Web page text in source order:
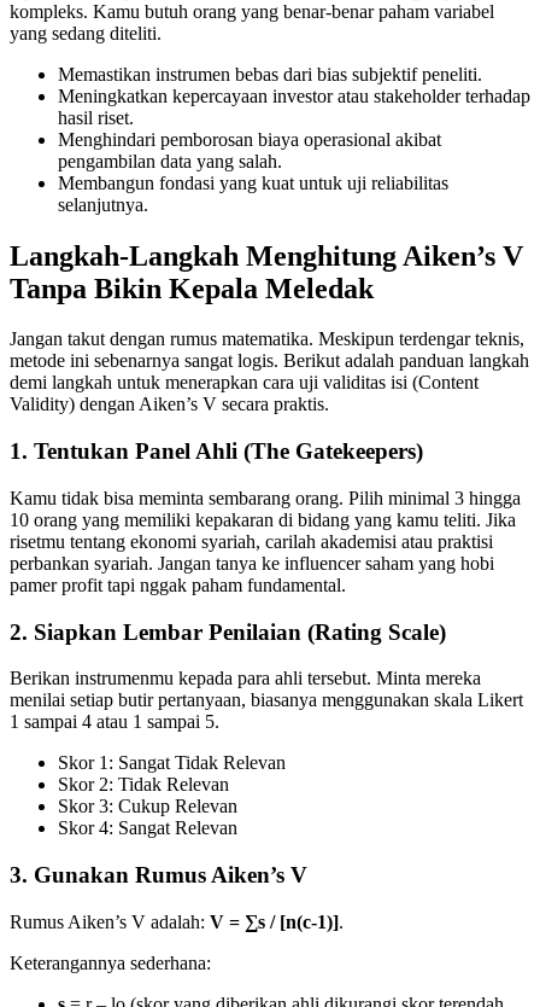
kompleks. Kamu butuh orang yang benar-benar paham variabel
yang sedang diteliti.
Memastikan instrumen bebas dari bias subjektif peneliti.
Meningkatkan kepercayaan investor atau stakeholder terhadap
hasil riset.
Menghindari pemborosan biaya operasional akibat
pengambilan data yang salah.
Membangun fondasi yang kuat untuk uji reliabilitas
selanjutnya.
Langkah-Langkah Menghitung Aiken’s V
Tanpa Bikin Kepala Meledak
Jangan takut dengan rumus matematika. Meskipun terdengar teknis,
metode ini sebenarnya sangat logis. Berikut adalah panduan langkah
demi langkah untuk menerapkan cara uji validitas isi (Content
Validity) dengan Aiken’s V secara praktis.
1. Tentukan Panel Ahli (The Gatekeepers)
Kamu tidak bisa meminta sembarang orang. Pilih minimal 3 hingga
10 orang yang memiliki kepakaran di bidang yang kamu teliti. Jika
risetmu tentang ekonomi syariah, carilah akademisi atau praktisi
perbankan syariah. Jangan tanya ke influencer saham yang hobi
pamer profit tapi nggak paham fundamental.
2. Siapkan Lembar Penilaian (Rating Scale)
Berikan instrumenmu kepada para ahli tersebut. Minta mereka
menilai setiap butir pertanyaan, biasanya menggunakan skala Likert
1 sampai 4 atau 1 sampai 5.
Skor 1: Sangat Tidak Relevan
Skor 2: Tidak Relevan
Skor 3: Cukup Relevan
Skor 4: Sangat Relevan
3. Gunakan Rumus Aiken’s V
Rumus Aiken’s V adalah: V = ∑s / [n(c-1)].
Keterangannya sederhana: